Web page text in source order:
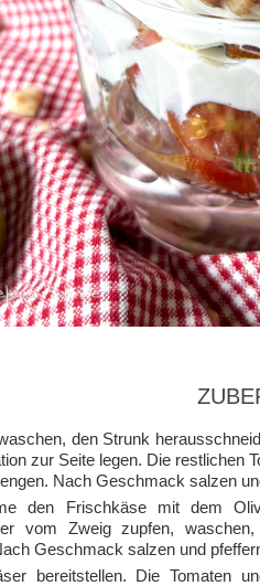
den Strunk
zur Seite legen. Die restlichen
Nach Geschmack salzen
den Frischkäse mit dem
vom Zweig zupfen,
Geschmack salzen und
bereitstellen. Die Tomaten